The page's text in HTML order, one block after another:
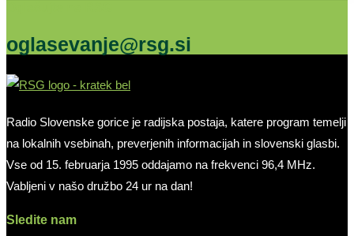
oglasevanje@rsg.si
Radio Slovenske gorice je radijska postaja, katere program temelji
na lokalnih vsebinah, preverjenih informacijah in slovenski glasbi.
Vse od 15. februarja 1995 oddajamo na frekvenci 96,4 MHz.
Vabljeni v našo družbo 24 ur na dan!
Sledite nam